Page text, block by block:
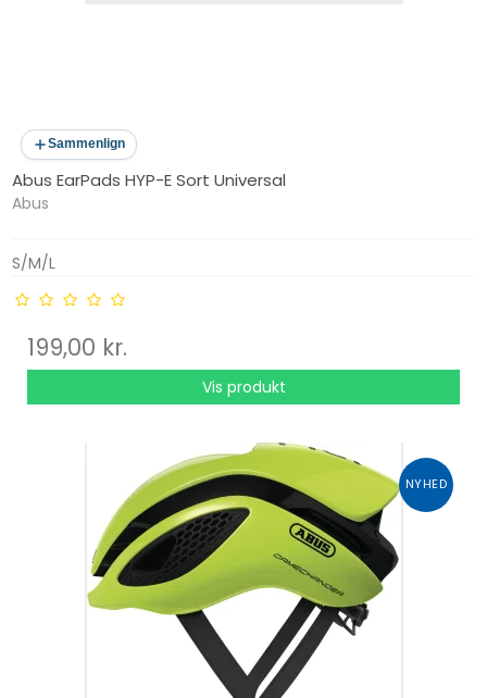
Sammenlign
Abus EarPads HYP-E Sort Universal
Abus
S/M/L
199,00 kr.
Vis produkt
NYHED